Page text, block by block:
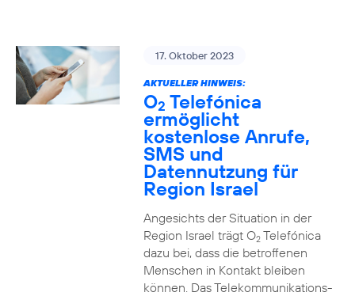
17. Oktober 2023
AKTUELLER HINWEIS:
O2 Telefónica
ermöglicht
kostenlose Anrufe,
SMS und
Datennutzung für
Region Israel
Angesichts der Situation in der
Region Israel trägt O2Telefónica
dazu bei, dass die betroffenen
Menschen in Kontakt bleiben
können. Das Telekommunikations­